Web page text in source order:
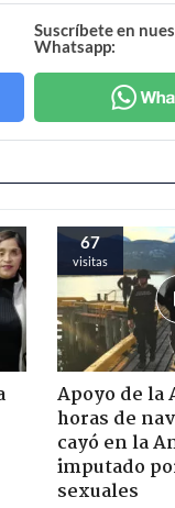
Suscríbete en
Whatsapp:
67
visitas
Apoyo de la
horas de
cayó en la
imputado
sexuales